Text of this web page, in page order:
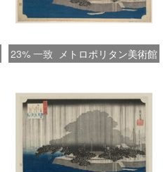
23% 一致 メトロポリタン美術館